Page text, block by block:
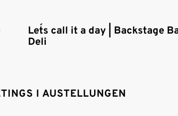
Let´s call it a day | Backstage
Deli
I AUSTELLUNGEN